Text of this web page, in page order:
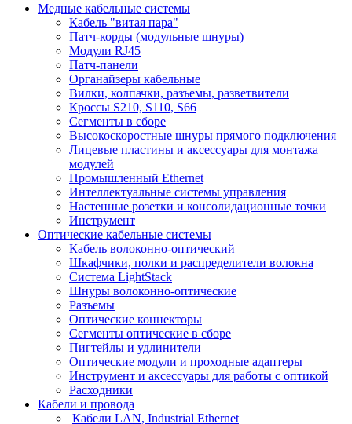
Медные кабельные системы
Кабель "витая пара"
Патч-корды (модульные шнуры)
Модули RJ45
Патч-панели
Органайзеры кабельные
Вилки, колпачки, разъемы, разветвители
Кроссы S210, S110, S66
Сегменты в сборе
Высокоскоростные шнуры прямого подключения
Лицевые пластины и аксессуары для монтажа
модулей
Промышленный Ethernet
Интеллектуальные системы управления
Настенные розетки и консолидационные точки
Инструмент
Оптические кабельные системы
Кабель волоконно-оптический
Шкафчики, полки и распределители волокна
Система LightStack
Шнуры волоконно-оптические
Разъемы
Оптические коннекторы
Сегменты оптические в сборе
Пигтейлы и удлинители
Оптические модули и проходные адаптеры
Инструмент и аксессуары для работы с оптикой
Расходники
Кабели и провода
Кабели LAN, Industrial Ethernet